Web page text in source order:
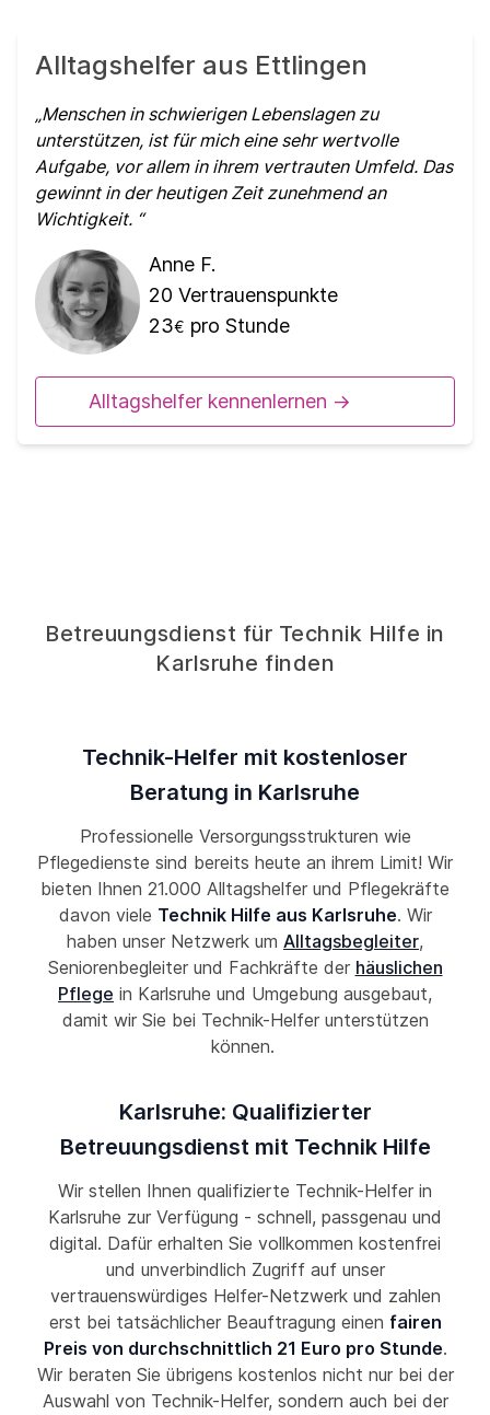
Alltagshelfer aus Ettlingen
Menschen in schwierigen Lebenslagen zu
unterstützen, ist für mich eine sehr wertvolle
Aufgabe, vor allem in ihrem vertrauten Umfeld. Das
gewinnt in der heutigen Zeit zunehmend an
Wichtigkeit.
Anne F.
20 Vertrauenspunkte
23€ pro Stunde
Alltagshelfer kennenlernen ->
Betreuungsdienst für Technik Hilfe in
Karlsruhe finden
Technik-Helfer mit kostenloser
Beratung in Karlsruhe
Professionelle Versorgungsstrukturen wie
Pflegedienste sind bereits heute an ihrem Limit! Wir
bieten Ihnen 21.000 Alltagshelfer und Pflegekräfte
davon viele Technik Hilfe aus Karlsruhe. Wir
haben unser Netzwerk um Alltagsbegleiter,
Seniorenbegleiter und Fachkräfte der häuslichen
Pflege in Karlsruhe und Umgebung ausgebaut,
damit wir Sie bei Technik-Helfer unterstützen
können.
Karlsruhe: Qualifizierter
Betreuungsdienst mit Technik Hilfe
Wir stellen Ihnen qualifizierte Technik-Helfer in
Karlsruhe zur Verfügung - schnell, passgenau und
digital. Dafür erhalten Sie vollkommen kostenfrei
und unverbindlich Zugriff auf unser
vertrauenswürdiges Helfer-Netzwerk und zahlen
erst bei tatsächlicher Beauftragung einen fairen
Preis von durchschnittlich 21 Euro pro Stunde.
Wir beraten Sie übrigens kostenlos nicht nur bei der
Auswahl von Technik-Helfer, sondern auch bei der